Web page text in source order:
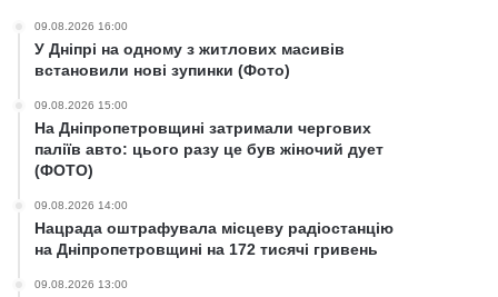
09.08.2026 16:00
У Дніпрі на одному з житлових масивів
встановили нові зупинки (Фото)
09.08.2026 15:00
На Дніпропетровщині затримали чергових
паліїв авто: цього разу це був жіночий дует
(ФОТО)
09.08.2026 14:00
Нацрада оштрафувала місцеву радіостанцію
на Дніпропетровщині на 172 тисячі гривень
09.08.2026 13:00